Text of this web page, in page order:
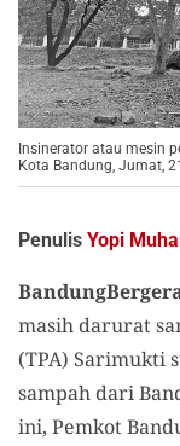
Insinerator atau mesin
Kota Bandung, Jumat,
Penulis Yopi
masih darurat
(TPA) Sarimukti
sampah dari
ini, Pemkot